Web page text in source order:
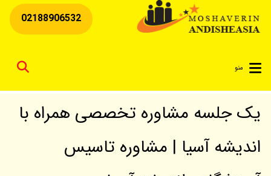
02188906532
منو
for:
یک جلسه مشاوره تخصصی همراه با
اندیشه آسیا | مشاوره تاسیس